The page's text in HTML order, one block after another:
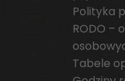
Polityka
RODO –
Tabele